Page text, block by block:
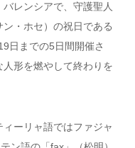
レンシアで、守護聖人
・ホセ）の祝日である
日までの5日間開催さ
形を燃やして終わりを
ーリャ語ではファジャ